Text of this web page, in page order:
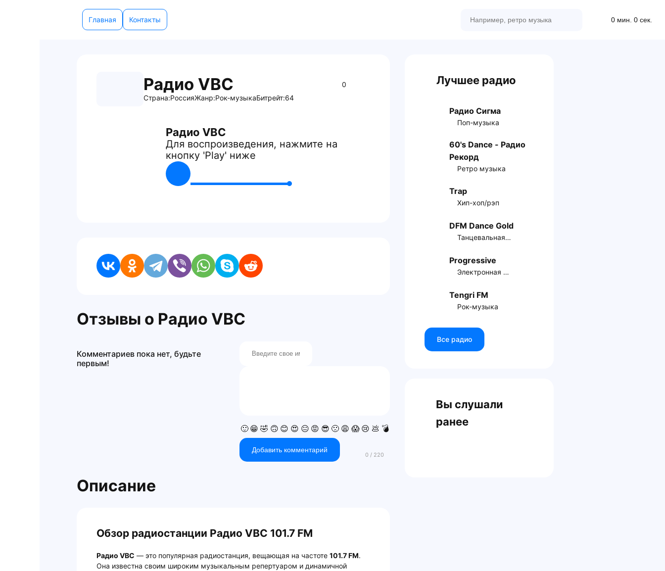
Главная Контакты 0 мин. 0 сек.
Радио VBC
0
Страна:РоссияЖанр:Рок-музыкаБитрейт:64
Радио VBC
Для воспроизведения, нажмите на
кнопку 'Play' ниже
Отзывы о Радио VBC
🙂 😁 🤣 🙃 😊 😍 😐 😡 😎 🙁 😩 😱 😢 💩 💣
Добавить комментарий
Комментариев пока нет, будьте
первым!
Описание
Обзор радиостанции Радио VBC 101.7 FM
Радио VBC — это популярная радиостанция, вещающая на частоте 101.7 FM.
Она известна своим широким музыкальным репертуаром и динамичной
Лучшее радио
Радио Сигма
Поп-музыка
60's Dance - Радио
Рекорд
Ретро музыка
Trap
Хип-хоп/рэп
DFM Dance Gold
Танцевальная музыка
Progressive
Электронная музыка
Tengri FM
Рок-музыка
Все радио
Вы слушали
ранее